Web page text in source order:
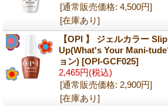
[通常販売価格: 4,500円]
[在庫あり]
【OPI 】 ジェルカラー
Up(What's Your
ョン) [OPI-GCF025]
2,465円(税込)
[通常販売価格: 2,900円]
[在庫あり]